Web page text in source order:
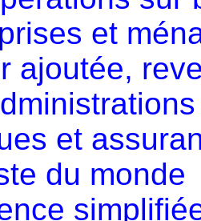
et
ajoutée,
et
du monde